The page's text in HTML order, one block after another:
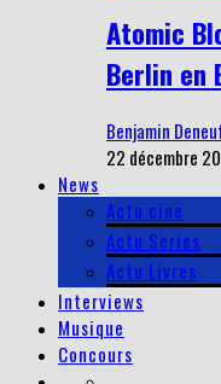
Atomic
Berlin en
Benjamin
22 décembre
News
Actu cine
Actu Series
Actu Livres
Interviews
Musique
Concours